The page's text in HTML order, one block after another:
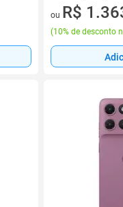
10 vez de R$
ou R$
(10% de desconto